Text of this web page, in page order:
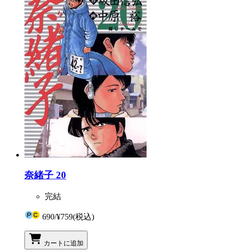
奈緒子 20
完結
690/¥759(税込)
カートに追加